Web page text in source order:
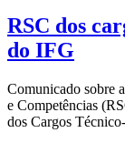
RSC dos
do IFG
Comunicado sobre
e Competências
dos Cargos